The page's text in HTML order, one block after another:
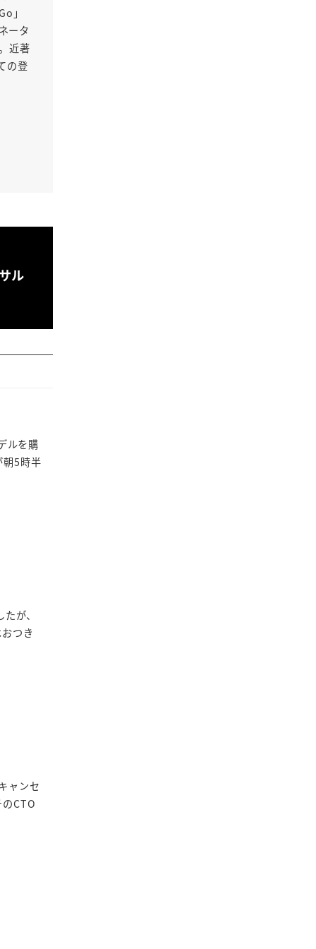
」
ータ
近著
の登
ル
ルを購
朝5時半
が、
つき
ャンセ
CTO